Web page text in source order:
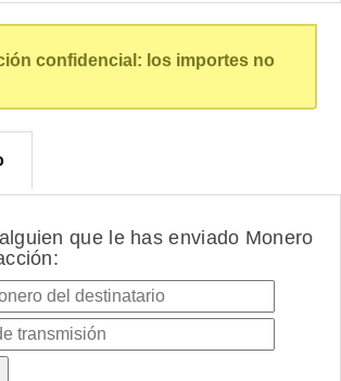
confidencial: los importes no
que le has enviado Monero